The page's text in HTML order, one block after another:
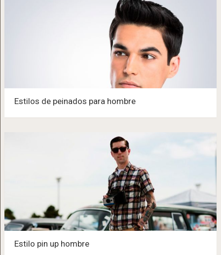
Estilos de peinados para hombre
Estilo pin up hombre